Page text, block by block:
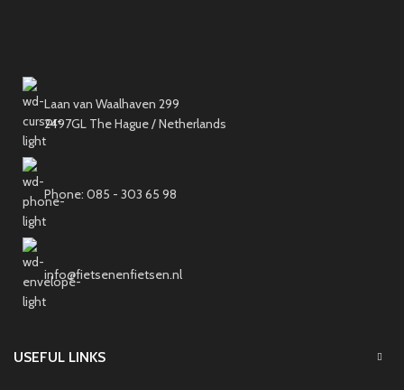
Laan van Waalhaven 299
2497GL The Hague / Netherlands
Phone: 085 - 303 65 98
info@fietsenenfietsen.nl
USEFUL LINKS